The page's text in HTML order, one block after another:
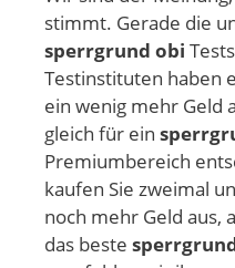
stimmt. Gerade die
sperrgrund obi
Testinstituten haben
ein wenig mehr Geld
gleich für ein
Premiumbereich
kaufen Sie zweimal
noch mehr Geld aus,
das beste